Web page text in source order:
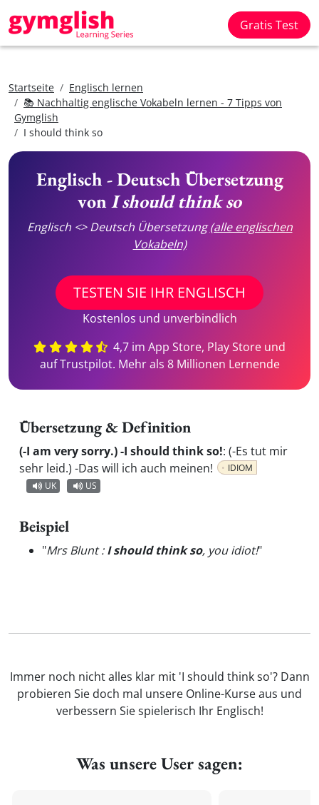
Gratis Test
Startseite
Englisch lernen
📚 Nachhaltig englische Vokabeln lernen - 7 Tipps von
Gymglish
I should think so
Englisch - Deutsch Übersetzung
vonI should think so
Englisch <> Deutsch Übersetzung(alle englischen
Vokabeln)
TESTEN SIE IHR ENGLISCH
Kostenlos und unverbindlich
4,7 im App Store, Play Store und
auf Trustpilot. Mehr als 8 Millionen Lernende
Übersetzung & Definition
(-I am very sorry.) -I should think so!: (-Es tut mir
sehr leid.) -Das will ich auch meinen!
IDIOM
UK
US
Beispiel
"Mrs Blunt :I should think so, you idiot!"
Immer noch nicht alles klar mit 'I should think so'? Dann
probieren Sie doch mal unsere Online-Kurse aus und
verbessern Sie spielerisch Ihr Englisch!
Was unsere User sagen: